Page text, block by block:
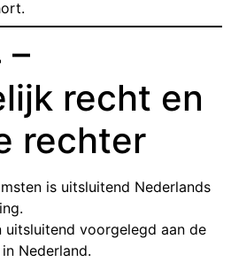
–
recht en
rechter
is uitsluitend Nederlands
uitsluitend voorgelegd aan de
Nederland.